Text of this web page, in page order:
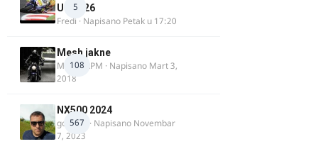
5
UK 2026
Fredi · Napisano Petak u 17:20
108
Mesh jakne
MostarRPM · Napisano Mart 3,
2018
567
NX500 2024
godovic · Napisano Novembar
7, 2023